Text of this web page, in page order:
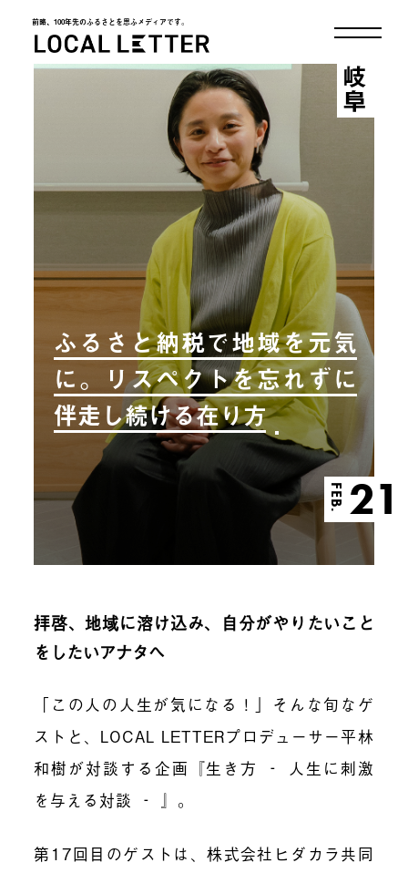
前略、100年先のふるさとを思ふメディアです。
LOCAL LETTER
ふるさと納税で地域を元気
に。リスペクトを忘れずに
伴走し続ける在り方
FEB. 21
岐阜
拝啓、地域に溶け込み、自分がやりたいこと
をしたいアナタへ
「この人の人生が気になる！」そんな旬なゲ
ストと、LOCAL LETTERプロデューサー平林
和樹が対談する企画『生き方 ‐ 人生に刺激
を与える対談 ‐ 』。
第17回目のゲストは、株式会社ヒダカラ共同